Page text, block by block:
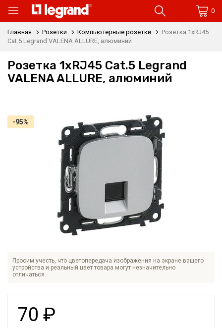
0
Главная Розетки Компьютерные розетки
Розетка 1xRJ45
Cat.5 Legrand VALENA ALLURE, алюминий
Розетка 1xRJ45 Cat.5 Legrand
VALENA ALLURE, алюминий
Просим учесть, что цветопередача изображения на экране вашего
устройства и реальный цвет товара могут незначительно
отличаться.
-95%
70 ₽